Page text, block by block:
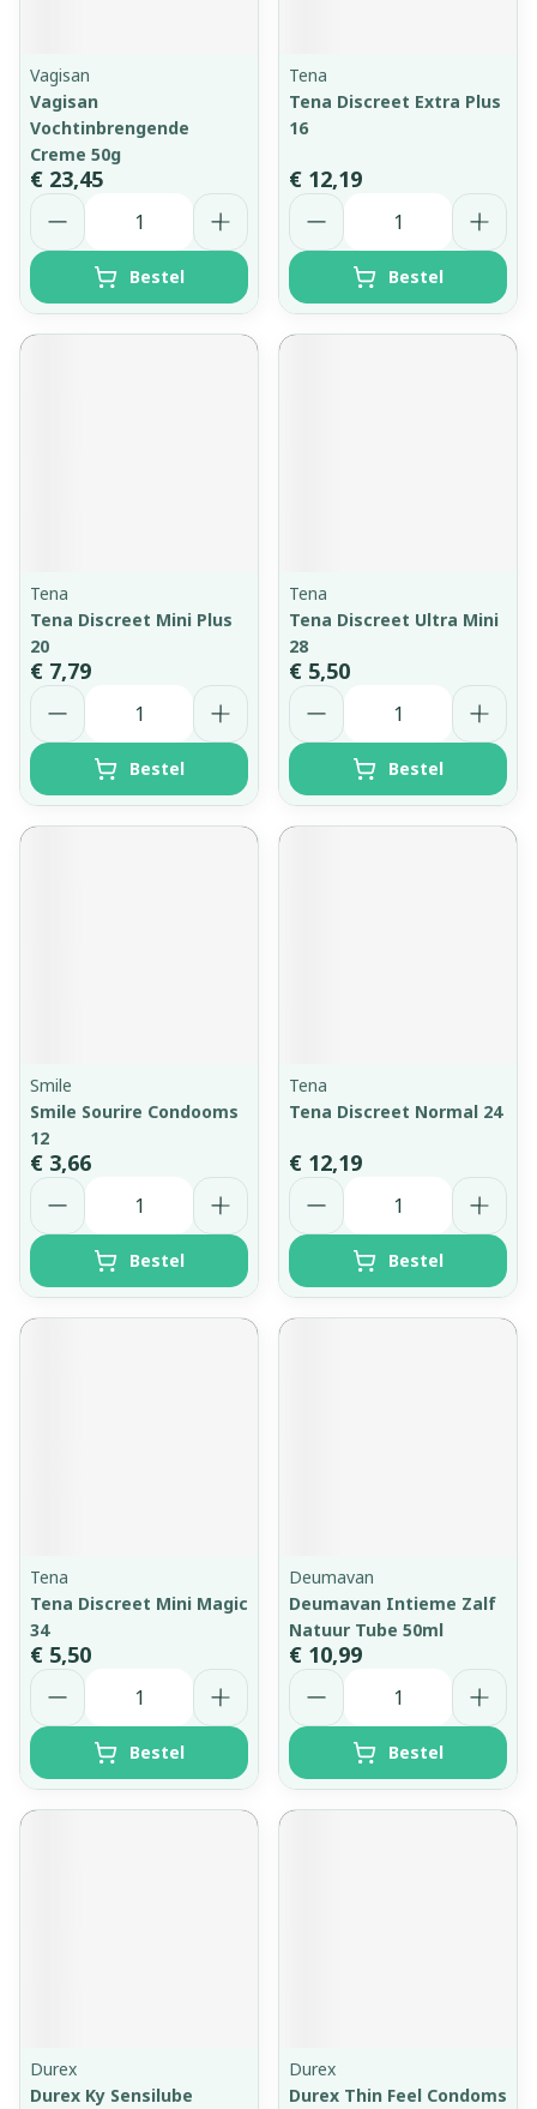
Vagisan
Vagisan
Vochtinbrengende
Creme 50g
€ 23,45
Aantal
Bestel
Tena
Tena Discreet Extra Plus
16
€ 12,19
Aantal
Bestel
Tena
Tena Discreet Mini Plus
20
€ 7,79
Aantal
Bestel
Tena
Tena Discreet Ultra Mini
28
€ 5,50
Aantal
Bestel
Smile
Smile Sourire Condooms
12
€ 3,66
Aantal
Bestel
Tena
Tena Discreet Normal 24
€ 12,19
Aantal
Bestel
Tena
Tena Discreet Mini Magic
34
€ 5,50
Aantal
Bestel
Deumavan
Deumavan Intieme Zalf
Natuur Tube 50ml
€ 10,99
Aantal
Bestel
Durex
Durex Ky Sensilube
Durex
Durex Thin Feel Condoms